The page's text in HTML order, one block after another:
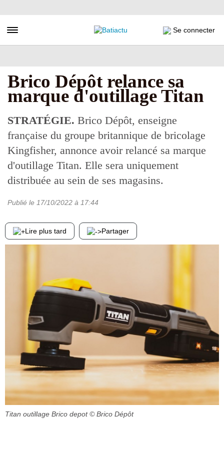
au
principal
Toggle navigation Se connecter
Brico Dépôt relance sa
marque d'outillage Titan
STRATÉGIE. Brico Dépôt, enseigne
française du groupe britannique de bricolage
Kingfisher, annonce avoir relancé sa marque
d'outillage Titan. Elle sera uniquement
distribuée au sein de ses magasins.
Publié le 17/10/2022 à 17:44
Lire plus tard Partager
Titan outillage Brico depot © Brico Dépôt